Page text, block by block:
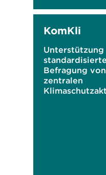
KomKli
Befragung
zentralen